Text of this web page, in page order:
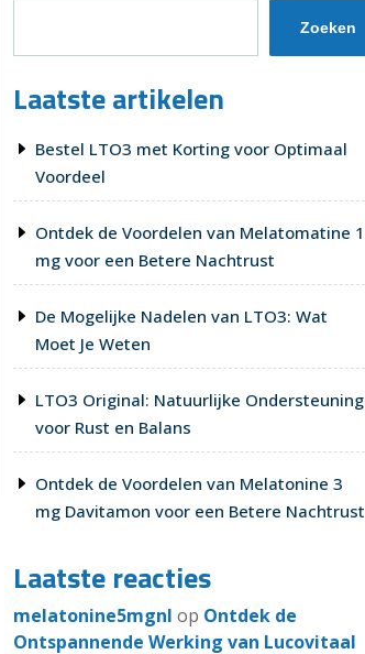
Zoeken
Laatste artikelen
Bestel LTO3 met Korting voor Optimaal
Voordeel
Ontdek de Voordelen van Melatomatine 1
mg voor een Betere Nachtrust
De Mogelijke Nadelen van LTO3: Wat
Moet Je Weten
LTO3 Original: Natuurlijke Ondersteuning
voor Rust en Balans
Ontdek de Voordelen van Melatonine 3
mg Davitamon voor een Betere Nachtrust
Laatste reacties
melatonine5mgnl op Ontdek de
Ontspannende Werking van Lucovitaal